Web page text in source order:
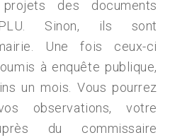
des documents
Sinon, ils sont
Une fois ceux-ci
à enquête publique,
un mois. Vous pourrez
observations, votre
du commissaire